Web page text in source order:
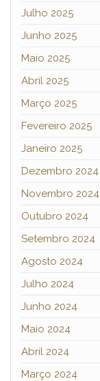
Julho 2025
Junho 2025
Maio 2025
Abril 2025
Março 2025
Fevereiro 2025
Janeiro 2025
Dezembro 2024
Novembro 2024
Outubro 2024
Setembro 2024
Agosto 2024
Julho 2024
Junho 2024
Maio 2024
Abril 2024
Março 2024